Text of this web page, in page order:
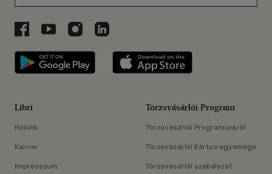
Libri a Facebookon
Libri a Youtube-on
Libri az Instagramon
Libri a LinkedInen
Libri applikáció Szerezd meg: Google
Libri
Rólunk
Karrier
Impresszum
Törzsvásárlói Program
Törzsvásárlói Programunkról
Törzsvásárlói Kártya egyenlege
Törzsvásárlói szabályzat